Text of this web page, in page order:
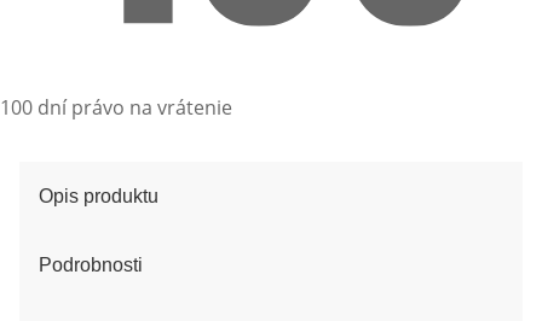
100 dní právo na vrátenie
Opis produktu
Podrobnosti